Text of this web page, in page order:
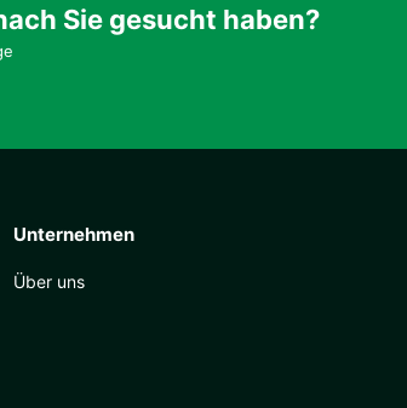
Sie gesucht haben?
Unternehmen
Über uns